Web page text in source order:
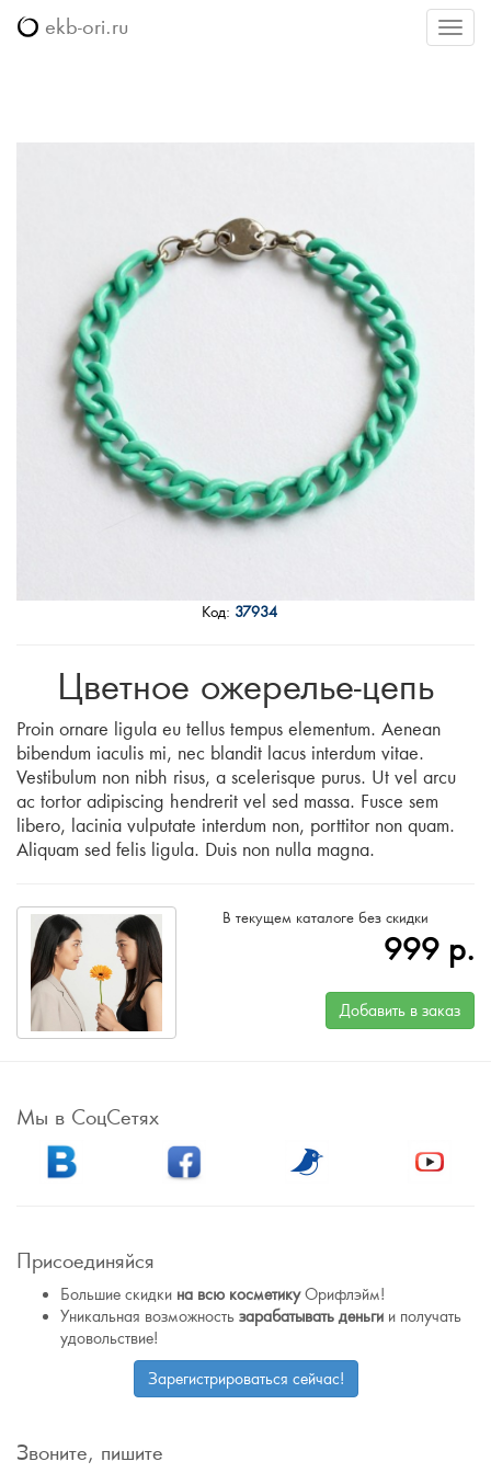
Меню
ekb-ori.ru
Код: 37934
Цветное ожерелье-цепь
Proin ornare ligula eu tellus tempus elementum. Aenean
bibendum iaculis mi, nec blandit lacus interdum vitae.
Vestibulum non nibh risus, a scelerisque purus. Ut vel arcu
ac tortor adipiscing hendrerit vel sed massa. Fusce sem
libero, lacinia vulputate interdum non, porttitor non quam.
Aliquam sed felis ligula. Duis non nulla magna.
В текущем каталоге без скидки
999 р.
Добавить в заказ
Мы в СоцСетях
Присоединяйся
Большие скидки на всю косметикуОрифлэйм!
Уникальная возможность зарабатывать деньги и получать
удовольствие!
Зарегистрироваться сейчас!
Звоните, пишите